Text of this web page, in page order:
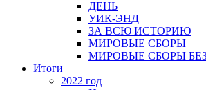
ДЕНЬ
УИК-ЭНД
ЗА ВСЮ ИСТОРИЮ
МИРОВЫЕ СБОРЫ
МИРОВЫЕ СБОРЫ
Итоги
2022 год